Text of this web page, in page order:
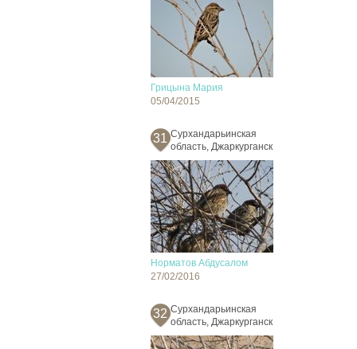
Грицына Мария
05/04/2015
31 Сурхандарьинская
область, Джаркурганск
Норматов Абдусалом
27/02/2016
32 Сурхандарьинская
область, Джаркурганск